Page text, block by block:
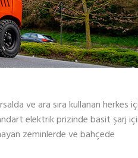
ve ara sıra kullanan herkes
elektrik prizinde basit şarj
zeminlerde ve bahçede